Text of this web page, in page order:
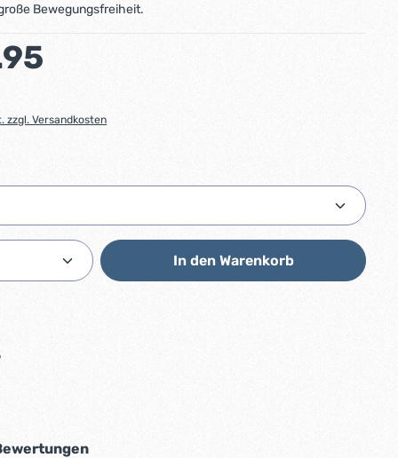
Bewegungsfreiheit.
zzgl. Versandkosten
Gib den gewünschten Wert ein
In den Warenkorb